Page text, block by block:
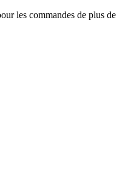
les commandes de plus de